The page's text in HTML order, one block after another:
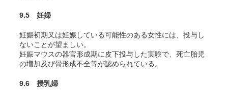
9.5 妊婦
妊娠初期又は妊娠している可能性のある女性には、投与し
ないことが望ましい。
妊娠マウスの器官形成期に皮下投与した実験で、死亡胎児
の増加及び骨形成不全等が認められている。
9.6 授乳婦